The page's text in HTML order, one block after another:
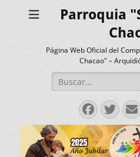
Parroquia
Página Web Oficial del
Chacao" –
Buscar: